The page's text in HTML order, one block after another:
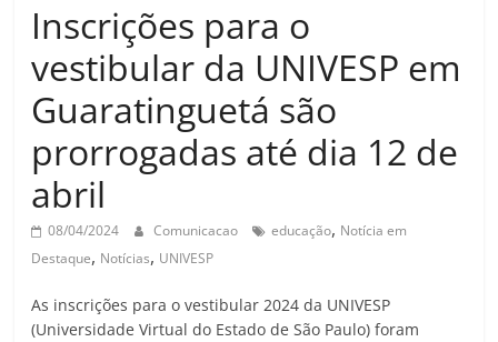
Inscrições para o
vestibular da UNIVESP em
Guaratinguetá são
prorrogadas até dia 12 de
abril
08/04/2024 Comunicacao educação, Notícia em
Destaque, Notícias, UNIVESP
As inscrições para o vestibular 2024 da UNIVESP
(Universidade Virtual do Estado de São Paulo) foram